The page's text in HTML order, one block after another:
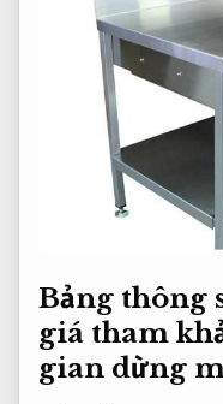
Bảng thông
giá tham
gian dừng